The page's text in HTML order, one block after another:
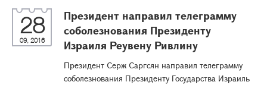
28
09, 2016
Президент направил телеграмму
соболезнования Президенту
Израиля Реувену Ривлину
Президент Серж Саргсян направил телеграмму
соболезнования Президенту Государства Израиль